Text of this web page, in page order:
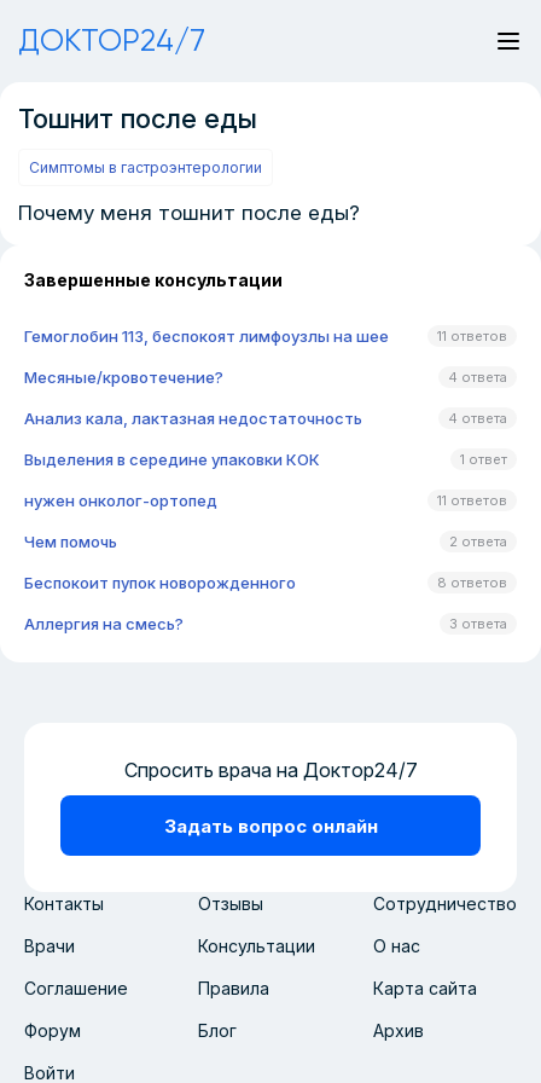
ДОКТОР24/7
Тошнит после еды
Симптомы в гастроэнтерологии
Почему меня тошнит после еды?
Завершенные консультации
Гемоглобин 113, беспокоят лимфоузлы на шее 11 ответов
Месяные/кровотечение? 4 ответа
Анализ кала, лактазная недостаточность 4 ответа
Выделения в середине упаковки КОК 1 ответ
нужен онколог-ортопед 11 ответов
Чем помочь 2 ответа
Беспокоит пупок новорожденного 8 ответов
Аллергия на смесь? 3 ответа
Контакты Отзывы Сотрудничество
Врачи Консультации О нас
Соглашение Правила Карта сайта
Форум Блог Архив
Войти
Спросить врача на Доктор24/7
Задать вопрос онлайн